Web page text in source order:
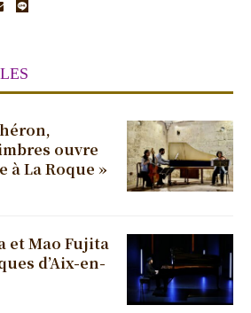
ouvre
à La Roque »
et Mao Fujita
d’Aix-en-